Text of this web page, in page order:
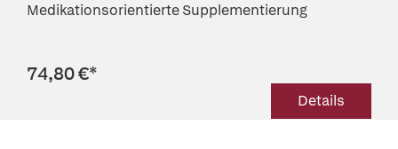
Medikationsorientierte Supplementierung
74,80 €*
Details